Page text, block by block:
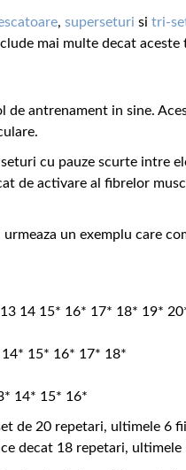
, superseturi si tri-
mai multe decat aceste
antrenament in sine.
cu pauze scurte intre
de activare al fibrelor
urmeaza un exemplu care
14 15* 16* 17* 18* 19*
15* 16* 17* 18*
14* 15* 16*
de 20 repetari, ultimele 6
decat 18 repetari,